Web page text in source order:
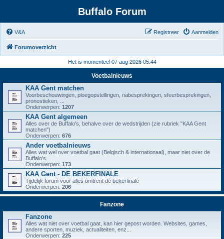
Buffalo Forum
V&A Aanmelden
Registreer
Forumoverzicht
Het is momenteel 07 aug 2026 05:44
Voetbalnieuws
KAA Gent matchen
Voorbeschouwingen, ploegopstellingen, nabesprekingen, sfeerbesprekingen,
pronostieken, ...
Onderwerpen: 1207
KAA Gent algemeen
Alles over de Buffalo's, behalve over de wedstrijden (zie rubriek "KAA Gent
matchen")
Onderwerpen: 676
Ander voetbalnieuws
Alles wat wel over voetbal gaat (Belgisch & internationaal), maar niet over de
Buffalo's.
Onderwerpen: 173
KAA Gent - DE BEKERFINALE
Tijdelijk forum voor alles omtrent de bekerfinale
Onderwerpen: 206
Fanzone
Fanzone
Alles wat niet over voetbal gaat, kan hier gepost worden. Websites, games,
andere sporten, muziek, actualiteiten, enz...
Onderwerpen: 225